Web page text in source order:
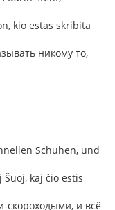
kio estas skribita
никому то,
Schuhen, und
kaj ĉio estis
скороходыми, и всё